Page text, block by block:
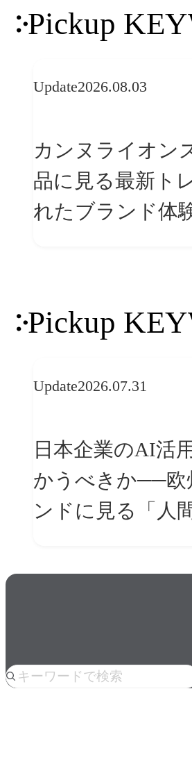
Pickup
Update2026.08.03
カンヌライオン
品に見る最新トレン
れたブランド体
Pickup
Update2026.07.31
日本企業のAI活
かうべきか──欧
ンドに見る「人
人気の